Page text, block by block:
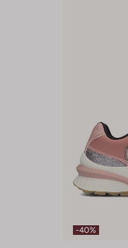
-40%